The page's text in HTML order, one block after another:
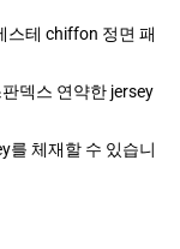
스테 chiffon 정면 패
덱스 연약한 jersey
를 체재할 수 있습니